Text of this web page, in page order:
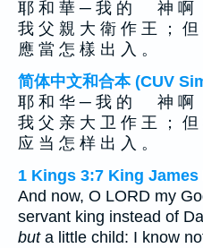
耶 和 華 ─ 我 的 神 啊
我 父 親 大 衛 作 王 ；
應 當 怎 樣 出 入 。
简体中文和合本 (CUV
耶 和 华 ─ 我 的 神 啊
我 父 亲 大 卫 作 王 ；
应 当 怎 样 出 入 。
1 Kings 3:7 King
And now, O LORD my
servant king instead of
buta little child: I know